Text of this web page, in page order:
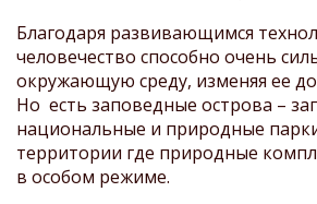
Благодаря развивающимся
человечество способно очень
окружающую среду, изменяя ее
Но есть заповедные острова –
национальные и природные
территории где природные
в особом режиме.